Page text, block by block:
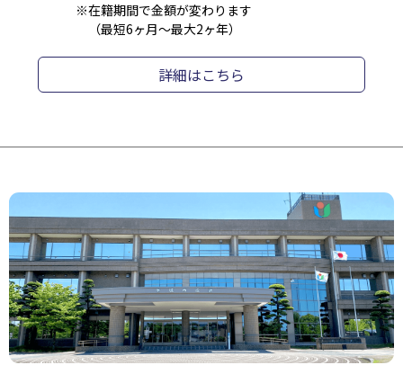
※在籍期間で金額が変わります
（最短6ヶ月～最大2ヶ年）
詳細はこちら